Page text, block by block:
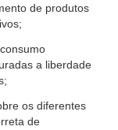
de produtos
a liberdade
os diferentes
de